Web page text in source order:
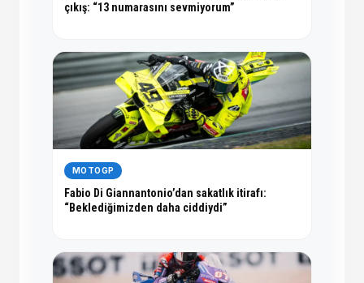
çıkış: “13 numarasını sevmiyorum”
MOTOGP
Fabio Di Giannantonio’dan sakatlık itirafı:
“Beklediğimizden daha ciddiydi”